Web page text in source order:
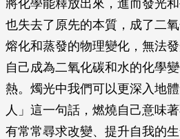
將化學能釋放出來，進而發光
也失去了原先的本質，成了二
熔化和蒸發的物理變化，無法
自己成為二氧化碳和水的化學
熱。燭光中我們可以更深入地
人」這一句話，燃燒自己意味
有常常尋求改變、提升自我的